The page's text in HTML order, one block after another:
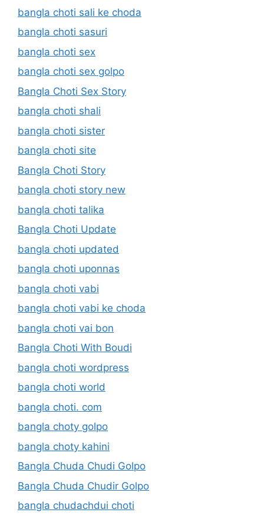
bangla choti sali ke choda
bangla choti sasuri
bangla choti sex
bangla choti sex golpo
Bangla Choti Sex Story
bangla choti shali
bangla choti sister
bangla choti site
Bangla Choti Story
bangla choti story new
bangla choti talika
Bangla Choti Update
bangla choti updated
bangla choti uponnas
bangla choti vabi
bangla choti vabi ke choda
bangla choti vai bon
Bangla Choti With Boudi
bangla choti wordpress
bangla choti world
bangla choti. com
bangla choty golpo
bangla choty kahini
Bangla Chuda Chudi Golpo
Bangla Chuda Chudir Golpo
bangla chudachdui choti